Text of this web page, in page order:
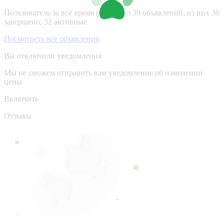
Пользователь за все время разместил 39 объявлений, из них 36
завершено, 32 активные.
Посмотреть все объявления
Вы отключили уведомления
Мы не сможем отправить вам уведомление об изменении
цены
Включить
Отзывы